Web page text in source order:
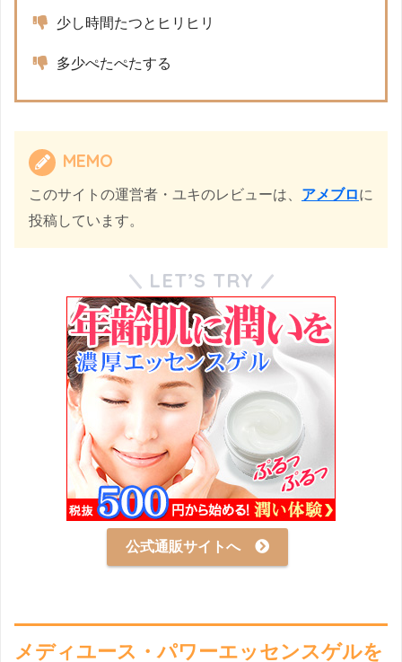
少し時間たつとヒリヒリ
多少ぺたぺたする
MEMO
このサイトの運営者・ユキのレビューは、 アメブロに
投稿しています。
LET’S TRY
公式通販サイトへ
メディユース・パワーエッセンスゲルを